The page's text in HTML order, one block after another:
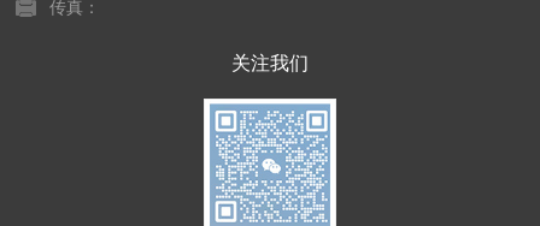
传真：
关注我们